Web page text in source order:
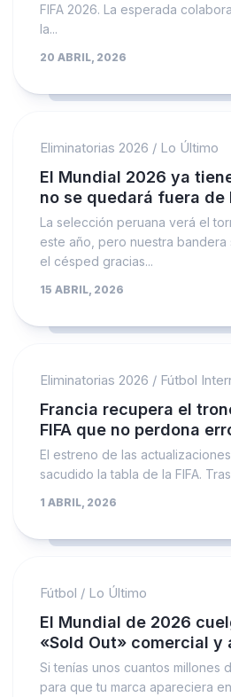
FIFA 2026. La esperada
la...
20 ABRIL, 2026
Eliminatorias 2026 / Lo Último
El Mundial 2026 ya
no se quedará fuera de
La selección peruana verá el
este año, pero nuestra bandera
el césped gracias...
15 ABRIL, 2026
Eliminatorias 2026 / Fútbol
Francia recupera el
FIFA que no perdona
El estreno de las
sacudido la tabla de la FIFA.
1 ABRIL, 2026
Fútbol / Lo Último
El Mundial de 2026
«Sold Out» comercial y
Si tenías unos cuantos millones
para que tu marca apareciera